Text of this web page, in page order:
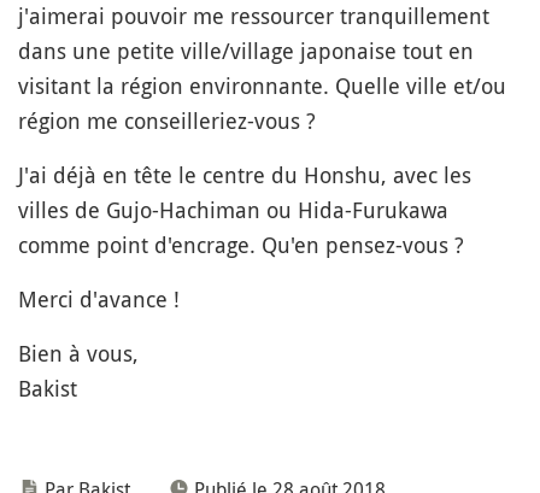
j'aimerai pouvoir me ressourcer tranquillement
dans une petite ville/village japonaise tout en
visitant la région environnante. Quelle ville et/ou
région me conseilleriez-vous ?
J'ai déjà en tête le centre du Honshu, avec les
villes de Gujo-Hachiman ou Hida-Furukawa
comme point d'encrage. Qu'en pensez-vous ?
Merci d'avance !
Bien à vous,
Bakist